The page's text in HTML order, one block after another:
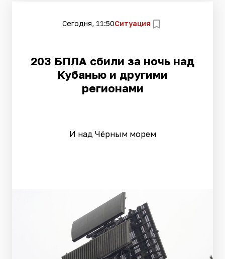
Сегодня, 11:50Ситуация
203 БПЛА сбили за ночь над
Кубанью и другими
регионами
И над Чёрным морем